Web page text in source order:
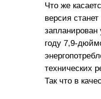
Что же
версия
году 7,9-
технических
Так что в